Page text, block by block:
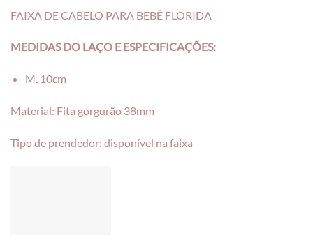
FAIXA DE CABELO PARA BEBÊ FLORIDA
MEDIDAS DO LAÇO E ESPECIFICAÇÕES:
M. 10cm
Material: Fita gorgurão 38mm
Tipo de prendedor: disponível na faixa